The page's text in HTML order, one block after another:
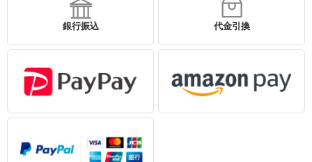
銀行振込 代金引換